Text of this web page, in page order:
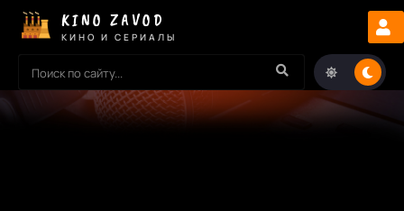
KINO ZAVOD
КИНО И СЕРИАЛЫ